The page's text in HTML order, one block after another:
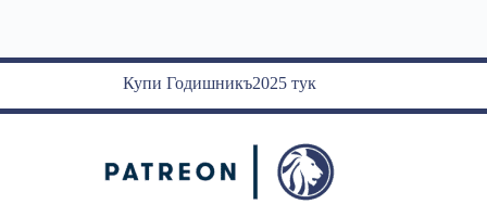
Купи Годишникъ2025 тук